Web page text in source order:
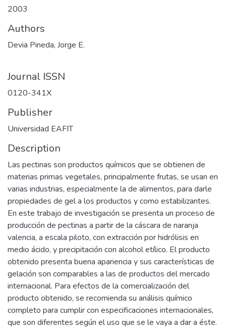
2003
Authors
Devia Pineda, Jorge E.
Journal ISSN
0120-341X
Publisher
Universidad EAFIT
Description
Las pectinas son productos químicos que se obtienen de
materias primas vegetales, principalmente frutas, se usan en
varias industrias, especialmente la de alimentos, para darle
propiedades de gel a los productos y como estabilizantes.
En este trabajo de investigación se presenta un proceso de
producción de pectinas a partir de la cáscara de naranja
valencia, a escala piloto, con extracción por hidrólisis en
medio ácido, y precipitación con alcohol etílico. El producto
obtenido presenta buena apariencia y sus características de
gelación son comparables a las de productos del mercado
internacional. Para efectos de la comercialización del
producto obtenido, se recomienda su análisis químico
completo para cumplir con especificaciones internacionales,
que son diferentes según el uso que se le vaya a dar a éste.